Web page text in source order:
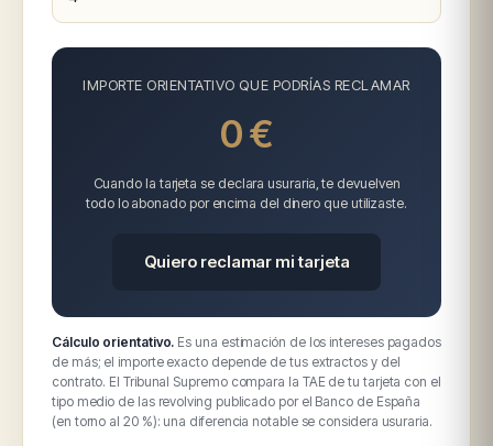
IMPORTE ORIENTATIVO QUE PODRÍAS RECLAMAR
0 €
Cuando la tarjeta se declara usuraria, te devuelven
todo lo abonado por encima del dinero que utilizaste.
Quiero reclamar mi tarjeta
Cálculo orientativo. Es una estimación de los intereses pagados
de más; el importe exacto depende de tus extractos y del
contrato. El Tribunal Supremo compara la TAE de tu tarjeta con el
tipo medio de las revolving publicado por el Banco de España
(en torno al 20 %): una diferencia notable se considera usuraria.